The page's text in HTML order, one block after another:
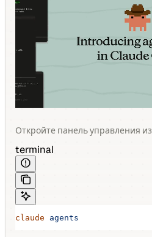
Откройте панель управления
terminal
claude agents